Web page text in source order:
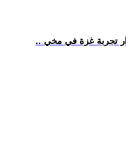
تجربة غزة في مخي